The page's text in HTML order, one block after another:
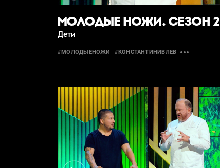
МОЛОДЫЕ НОЖИ. СЕЗОН 2
Дети
#МОЛОДЫЕНОЖИ #КОНСТАНТИНИВЛЕВ